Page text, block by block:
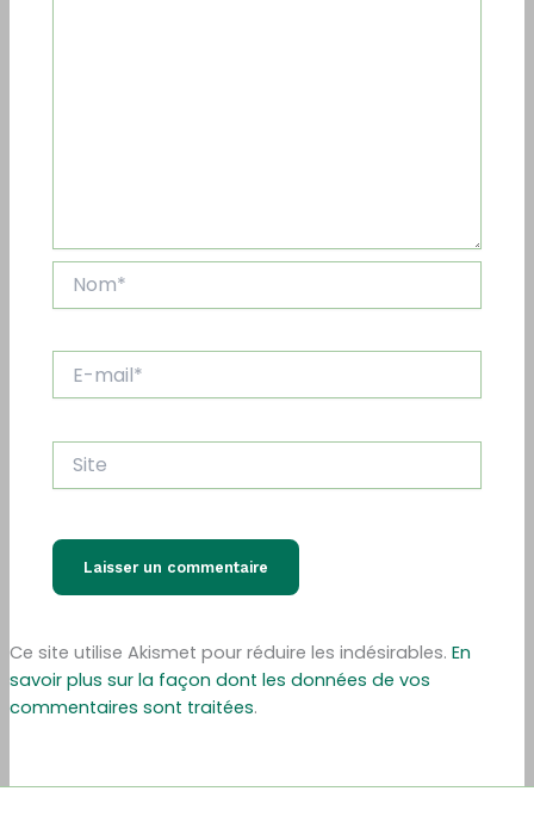
mail*
Ce site utilise Akismet pour réduire les indésirables. En
savoir plus sur la façon dont les données de vos
commentaires sont traitées.